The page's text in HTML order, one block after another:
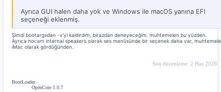
Ayrıca GUI halen daha yok ve Windows ile macOS yanına EFI
seçeneği eklenmiş.
Şimdi bootargsdan -v'yi kaldırdım, birazdan deneyeceğim. muhtemelen bu yüzden.
Ayrıca hocam internal speakers olarak ses menüsünde bir seçenek daha var,
iMac olarak gördüğünden.
Son düzenleme: 2 Haz 2026
BootLoader
OpenCore 1.0.7